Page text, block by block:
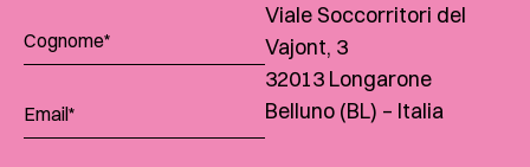
Viale Soccorritori del
Vajont, 3
32013 Longarone
Belluno (BL) – Italia